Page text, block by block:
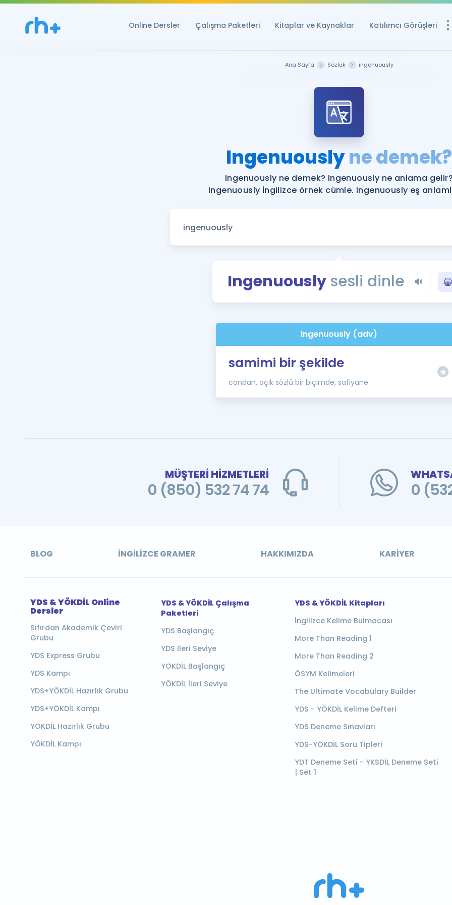
Online Dersler Çalışma Paketleri Kitaplar ve Kaynaklar Katılımcı Görüşleri
Ücretsiz
YDS ve YÖKDİL
YDS ve YÖKDİL'e
Tüm ÖSYM
Blog
YDS - YÖKDİL
İngilizce
Ana Sayfa Sözlük ingenuously
Ingenuouslyne demek?
Ingenuously ne demek? Ingenuously ne anlama gelir?
Ingenuously İngilizce örnek cümle. Ingenuously eş
Ingenuouslysesli dinle
ingenuously (adv)
samimi bir şekilde
candan, açık sözlü bir biçimde, safiyane
MÜŞTERİ HİZMETLERİ
0 (850) 532 74 74 0
BLOG İNGILIZCE GRAMER HAKKIMIZDA KARIYER
YDS & YÖKDİL Online
Dersler
Sıfırdan Akademik Çeviri
Grubu
YDS Express Grubu
YDS Kampı
YDS+YÖKDİL Hazırlık Grubu
YDS+YÖKDİL Kampı
YÖKDİL Hazırlık Grubu
YÖKDİL Kampı
YDS & YÖKDİL Çalışma
Paketleri
YDS Başlangıç
YDS İleri Seviye
YÖKDİL Başlangıç
YÖKDİL İleri Seviye
YDS & YÖKDİL Kitapları
İngilizce Kelime Bulmacası
More Than Reading 1
More Than Reading 2
ÖSYM Kelimeleri
The Ultimate Vocabulary Builder
YDS - YÖKDİL Kelime Defteri
YDS Deneme Sınavları
YDS-YÖKDİL Soru Tipleri
YDT Deneme Seti - YKSDİL Deneme Seti
| Set 1